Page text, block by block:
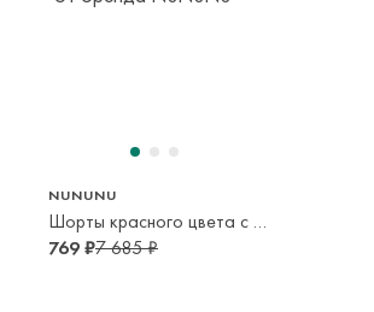
NUNUNU
Шорты красного цвета с ярким принтом
769 ₽7 685 ₽